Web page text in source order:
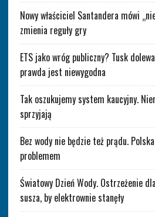
Nowy właściciel Santandera mówi
zmienia reguły gry
ETS jako wróg publiczny? Tusk
prawda jest niewygodna
Tak oszukujemy system kaucyjny.
sprzyjają
Bez wody nie będzie też prądu.
problemem
Światowy Dzień Wody. Ostrzeżenie
susza, by elektrownie stanęły